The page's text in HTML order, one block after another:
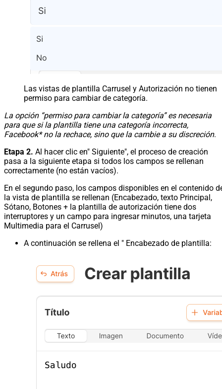
Las vistas de plantilla Carrusel y Autorización no tienen
permiso para cambiar de categoría.
La opción “permiso para cambiar la categoría” es necesaria
para que si la plantilla tiene una categoría incorrecta,
Facebook* no la rechace, sino que la cambie a su discreción.
Etapa 2. Al hacer clic en" Siguiente", el proceso de creación
pasa a la siguiente etapa si todos los campos se rellenan
correctamente (no están vacíos).
En el segundo paso, los campos disponibles en el contenido
la vista de plantilla se rellenan (Encabezado, texto Principal,
Sótano, Botones + la plantilla de autorización tiene dos
interruptores y un campo para ingresar minutos, una tarjeta
Multimedia para el Carrusel)
A continuación se rellena el " Encabezado de plantilla: